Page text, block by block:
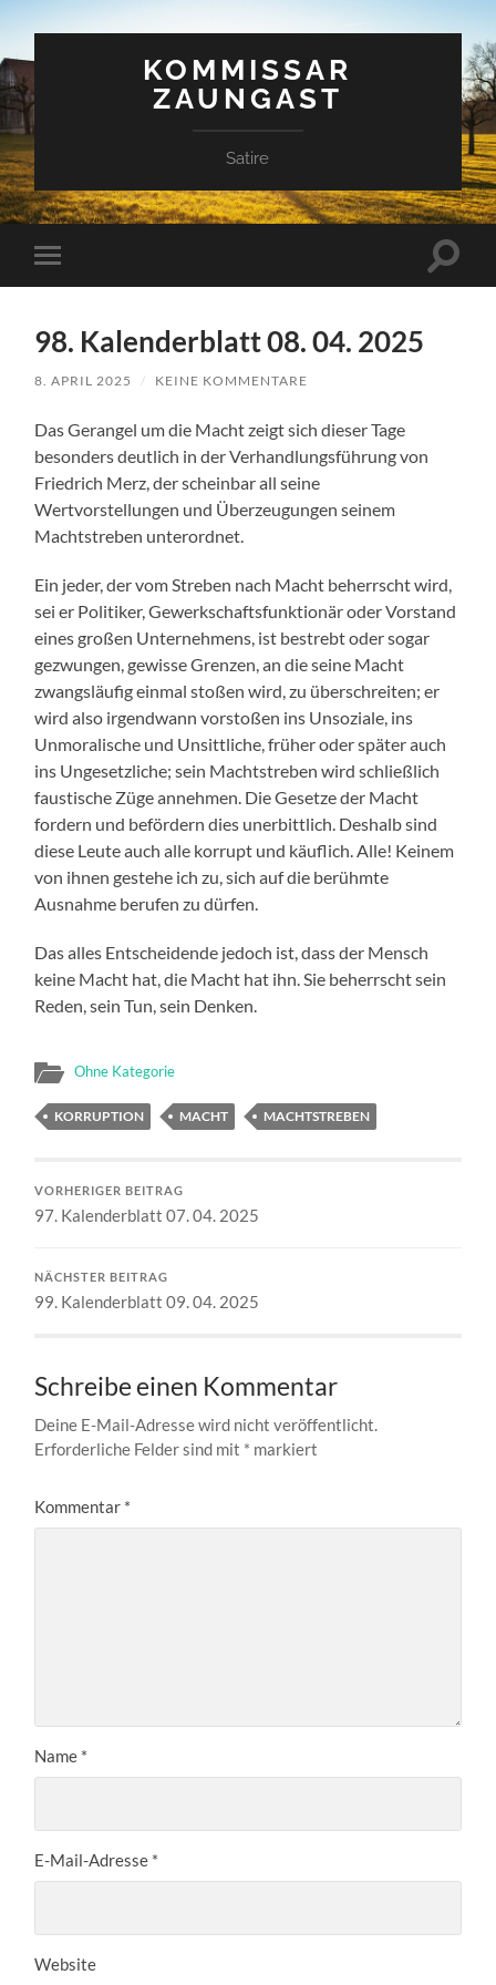
KOMMISSAR
ZAUNGAST
Satire
Mobile-
Menü
98. Kalenderblatt 08. 04. 2025
8. APRIL 2025 / KEINE KOMMENTARE
Das Gerangel um die Macht zeigt sich dieser Tage
besonders deutlich in der Verhandlungsführung von
Friedrich Merz, der scheinbar all seine
Wertvorstellungen und Überzeugungen seinem
Machtstreben unterordnet.
Ein jeder, der vom Streben nach Macht beherrscht wird,
sei er Politiker, Gewerkschaftsfunktionär oder Vorstand
eines großen Unternehmens, ist bestrebt oder sogar
gezwungen, gewisse Grenzen, an die seine Macht
zwangsläufig einmal stoßen wird, zu überschreiten; er
wird also irgendwann vorstoßen ins Unsoziale, ins
Unmoralische und Unsittliche, früher oder später auch
ins Ungesetzliche; sein Machtstreben wird schließlich
faustische Züge annehmen. Die Gesetze der Macht
fordern und befördern dies unerbittlich. Deshalb sind
diese Leute auch alle korrupt und käuflich. Alle! Keinem
von ihnen gestehe ich zu, sich auf die berühmte
Ausnahme berufen zu dürfen.
Das alles Entscheidende jedoch ist, dass der Mensch
keine Macht hat, die Macht hat ihn. Sie beherrscht sein
Reden, sein Tun, sein Denken.
Ohne Kategorie
KORRUPTION MACHT MACHTSTREBEN
VORHERIGER BEITRAG
97. Kalenderblatt 07. 04. 2025
NÄCHSTER BEITRAG
99. Kalenderblatt 09. 04. 2025
Schreibe einen Kommentar
Deine E-Mail-Adresse wird nicht veröffentlicht.
Erforderliche Felder sind mit * markiert
Kommentar *
Name *
E-Mail-Adresse *
Website